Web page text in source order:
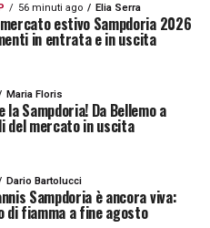
56 minuti ago Elia Serra
estivo Sampdoria 2026
in entrata e in uscita
Maria Floris
Sampdoria! Da Bellemo a
del mercato in uscita
Dario Bartolucci
Sampdoria è ancora viva:
di fiamma a fine agosto